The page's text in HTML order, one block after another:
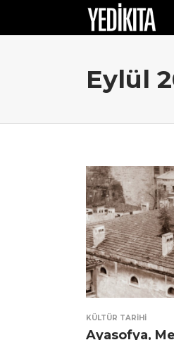
Eylül
KÜLTÜR TARIHI
Ayasofya,